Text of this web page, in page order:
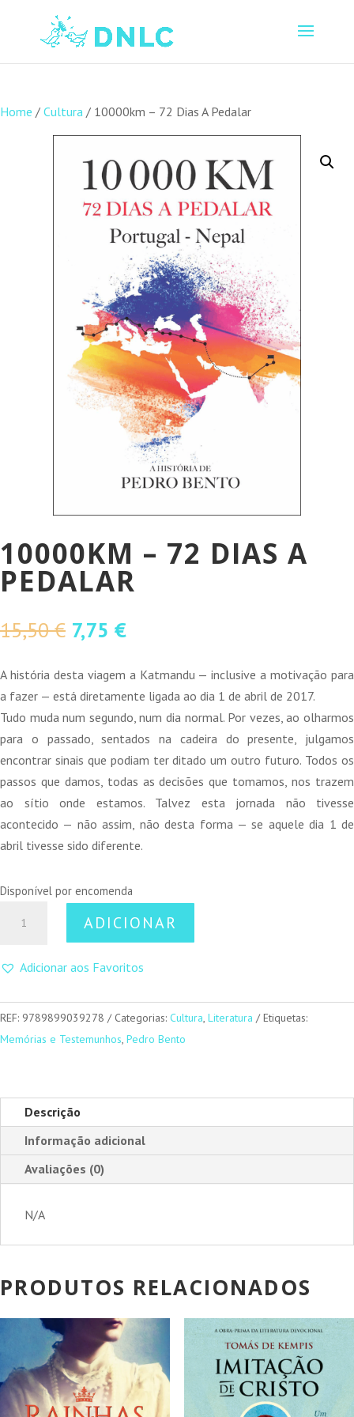
Home / Cultura / 10000km – 72 Dias A Pedalar
10000KM – 72 DIAS A
PEDALAR
15,50€ O
original
era:
15,50 €.
7,75 €O
atual
é:
7,75 €.
A história desta viagem a Katmandu — inclusive a motivação para
a fazer — está diretamente ligada ao dia 1 de abril de 2017.
Tudo muda num segundo, num dia normal. Por vezes, ao olharmos
para o passado, sentados na cadeira do presente, julgamos
encontrar sinais que podiam ter ditado um outro futuro. Todos os
passos que damos, todas as decisões que tomamos, nos trazem
ao sítio onde estamos. Talvez esta jornada não tivesse
acontecido — não assim, não desta forma — se aquele dia 1 de
abril tivesse sido diferente.
Disponível por encomenda
–
Dias
A
ADICIONAR
Adicionar aos Favoritos
REF: 9789899039278 Categorias: Cultura, Literatura
Etiquetas:
Memórias e Testemunhos, Pedro Bento
Descrição
Informação adicional
Avaliações (0)
N/A
PRODUTOS RELACIONADOS
PROMOÇÃO! PROMOÇÃO!